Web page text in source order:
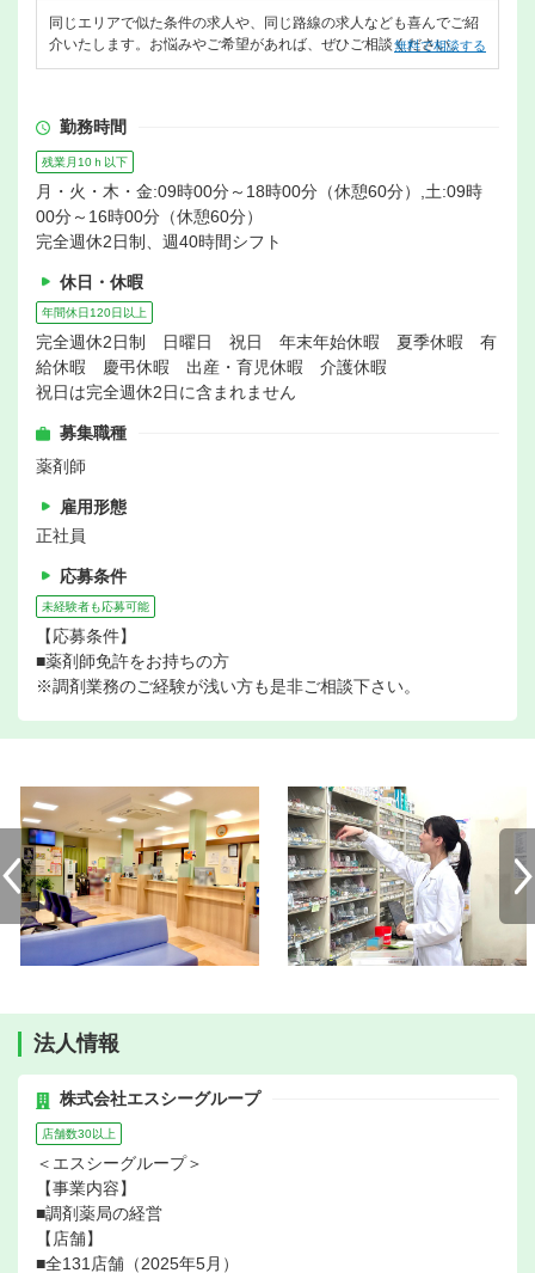
同じエリアで似た条件の求人や、同じ路線の求人なども喜んでご紹
介いたします。お悩みやご希望があれば、ぜひご相談ください。
無料で相談する
勤務時間
残業月10ｈ以下
月・火・木・金:09時00分～18時00分（休憩60分）,土:09時
00分～16時00分（休憩60分）
完全週休2日制、週40時間シフト
休日・休暇
年間休日120日以上
完全週休2日制 日曜日 祝日 年末年始休暇 夏季休暇 有
給休暇 慶弔休暇 出産・育児休暇 介護休暇
祝日は完全週休2日に含まれません
募集職種
薬剤師
雇用形態
正社員
応募条件
未経験者も応募可能
【応募条件】
■薬剤師免許をお持ちの方
※調剤業務のご経験が浅い方も是非ご相談下さい。
法人情報
株式会社エスシーグループ
店舗数30以上
＜エスシーグループ＞
【事業内容】
■調剤薬局の経営
【店舗】
■全131店舗（2025年5月）